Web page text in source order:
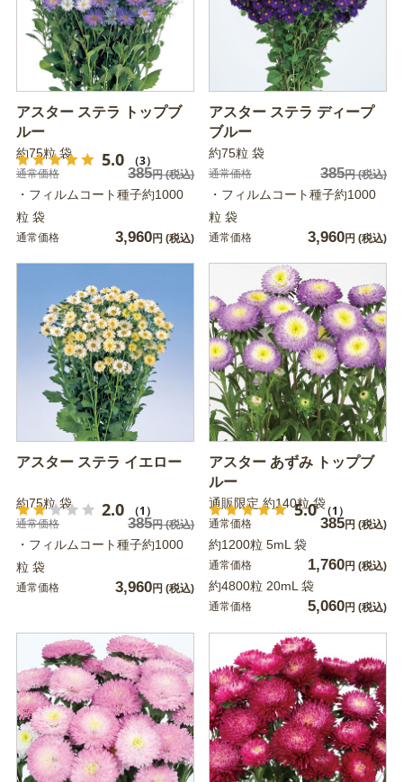
アスター ステラ トップブ
ルー
5.0 （3）
約75粒 袋
通常価格 385円(税込)
・フィルムコート種子約1000
粒 袋
通常価格 3,960円 (税込)
アスター ステラ ディープ
ブルー
約75粒 袋
通常価格 385円(税込)
・フィルムコート種子約1000
粒 袋
通常価格 3,960円 (税込)
アスター ステラ イエロー
2.0 （1）
約75粒 袋
通常価格 385円(税込)
・フィルムコート種子約1000
粒 袋
通常価格 3,960円 (税込)
アスター あずみ トップブ
ルー
5.0 （1）
通販限定 約140粒 袋
通常価格 385円 (税込)
約1200粒 5mL 袋
通常価格 1,760円 (税込)
約4800粒 20mL 袋
通常価格 5,060円 (税込)